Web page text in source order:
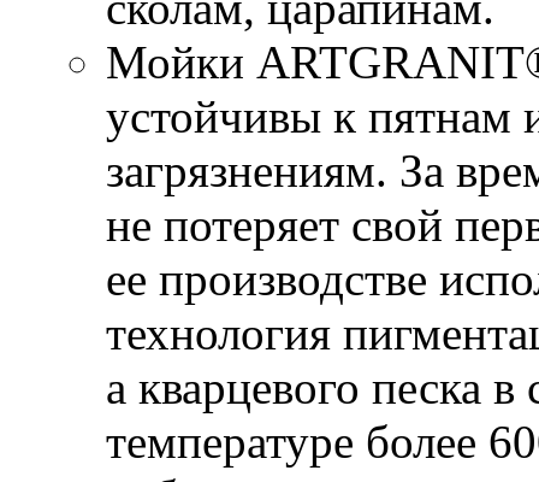
Мойки
устойчивы к пятнам
загрязнениям. За
не потеряет свой
ее производстве
технология
а кварцевого песка
температуре более